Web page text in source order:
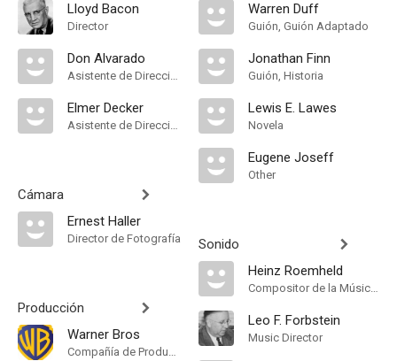
Lloyd Bacon
Director
Don Alvarado
Asistente de Dirección
Elmer Decker
Asistente de Dirección
Cámara
Ernest Haller
Director de Fotografía
Producción
Warner Bros
Compañía de Produccion
Warren Duff
Guión, Guión Adaptado
Jonathan Finn
Guión, Historia
Lewis E. Lawes
Novela
Eugene Joseff
Other
Sonido
Heinz Roemheld
Compositor de la Música Original
Leo F. Forbstein
Music Director